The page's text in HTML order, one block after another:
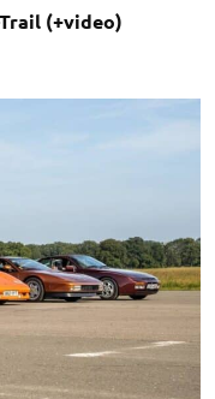
(+video)